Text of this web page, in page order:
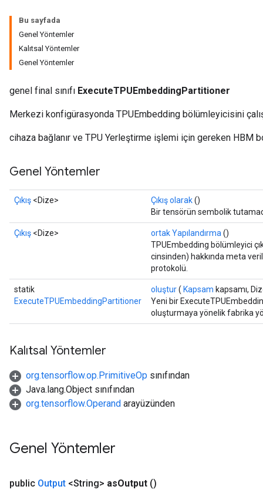
Bu sayfada
Genel Yöntemler
Kalıtsal Yöntemler
Genel Yöntemler
genel final sınıfı ExecuteTPUEmbeddingPartitioner
Merkezi konfigürasyonda TPUEmbedding bölümleyicisini
cihaza bağlanır ve TPU Yerleştirme işlemi için gereken HBM
Genel Yöntemler
Çıkış <Dize> Çıkış olarak()
Bir tensörün sembolik
Çıkış <Dize> ortak Yapılandırma ()
TPUEmbedding bölümleyici
cinsinden) hakkında meta
protokolü.
statik
ExecuteTPUEmbeddingPartitioner
oluştur( Kapsam kapsamı,
Yeni bir
oluşturmaya yönelik fabrika
Kalıtsal Yöntemler
org.tensorflow.op.PrimitiveOp sınıfından
Java.lang.Object sınıfından
org.tensorflow.Operand arayüzünden
Genel Yöntemler
public Output <String> asOutput ()